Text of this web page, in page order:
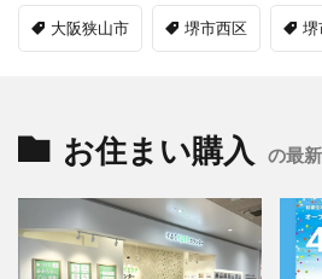
大阪狭山市 堺市西区 堺
お住まい購入 の最